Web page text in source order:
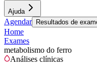
Ajuda
Agendar Resultados de
Home
Exames
metabolismo do ferro
Análises clínicas